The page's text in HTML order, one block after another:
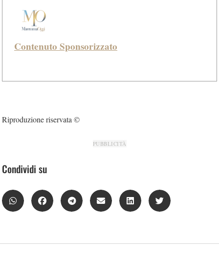
Contenuto Sponsorizzato
Riproduzione riservata ©
PUBBLICITÀ
Condividi su